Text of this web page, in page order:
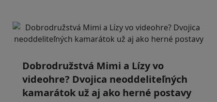
Dobrodružstvá Mimi a Lízy vo
videohre? Dvojica neoddeliteľných
kamarátok už aj ako herné postavy